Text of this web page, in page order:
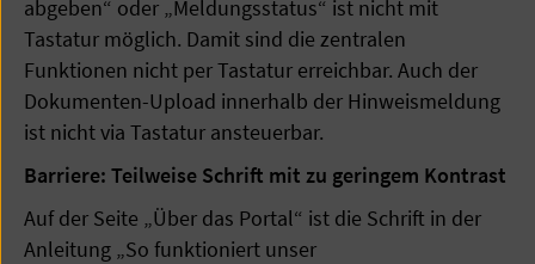
abgeben“ oder „Meldungsstatus“ ist nicht mit
Tastatur möglich. Damit sind die zentralen
Funktionen nicht per Tastatur erreichbar. Auch der
Dokumenten-Upload innerhalb der Hinweismeldung
ist nicht via Tastatur ansteuerbar.
Barriere: Teilweise Schrift mit zu geringem Kontrast
Auf der Seite „Über das Portal“ ist die Schrift in der
Anleitung „So funktioniert unser